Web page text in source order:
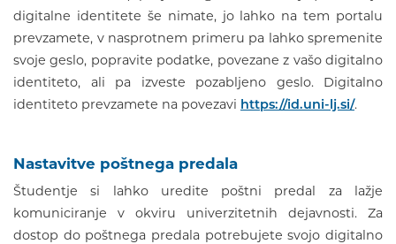
digitalne identitete še nimate, jo lahko na tem portalu
prevzamete, v nasprotnem primeru pa lahko spremenite
svoje geslo, popravite podatke, povezane z vašo digitalno
identiteto, ali pa izveste pozabljeno geslo. Digitalno
identiteto prevzamete na povezavi https://id.uni-lj.si/.
Nastavitve poštnega predala
Študentje si lahko uredite poštni predal za lažje
komuniciranje v okviru univerzitetnih dejavnosti. Za
dostop do poštnega predala potrebujete svojo digitalno